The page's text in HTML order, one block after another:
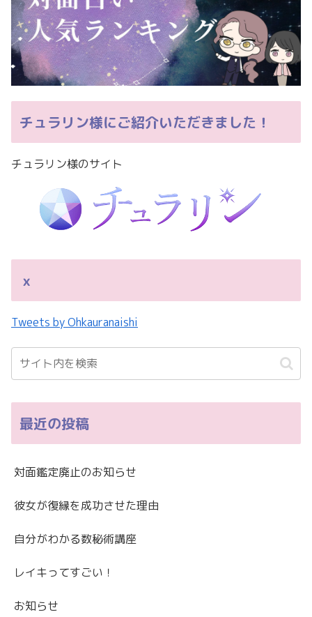
チュラリン様にご紹介いただきました！
チュラリン様のサイト
ｘ
Tweets by Ohkauranaishi
最近の投稿
対面鑑定廃止のお知らせ
彼女が復縁を成功させた理由
自分がわかる数秘術講座
レイキってすごい！
お知らせ